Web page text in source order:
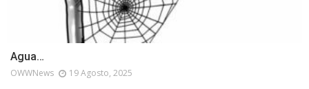
Agua…
OWWNews 19 Agosto, 2025